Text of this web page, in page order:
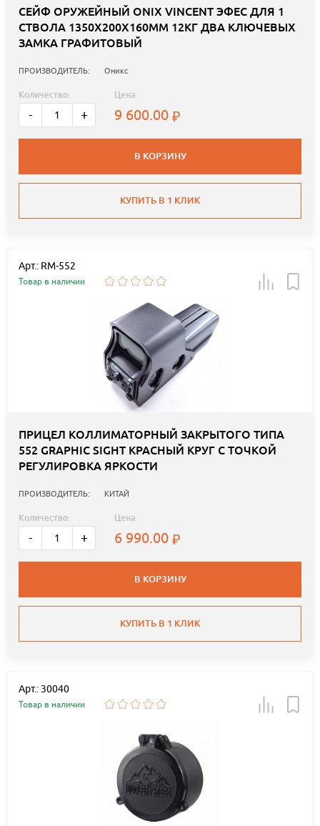
СЕЙФ ОРУЖЕЙНЫЙ ONIX VINCENT ЭФЕС ДЛЯ 1
СТВОЛА 1350Х200Х160ММ 12КГ ДВА КЛЮЧЕВЫХ
ЗАМКА ГРАФИТОВЫЙ
ПРОИЗВОДИТЕЛЬ: Оникс
Количество:
- +
Цена:
9 600.00
В КОРЗИНУ
КУПИТЬ В 1 КЛИК
Арт.: RM-552
Товар в наличии
ПРИЦЕЛ КОЛЛИМАТОРНЫЙ ЗАКРЫТОГО ТИПА
552 GRAPHIC SIGHT КРАСНЫЙ КРУГ С ТОЧКОЙ
РЕГУЛИРОВКА ЯРКОСТИ
ПРОИЗВОДИТЕЛЬ: КИТАЙ
Количество:
- +
Цена:
6 990.00
В КОРЗИНУ
КУПИТЬ В 1 КЛИК
Арт.: 30040
Товар в наличии